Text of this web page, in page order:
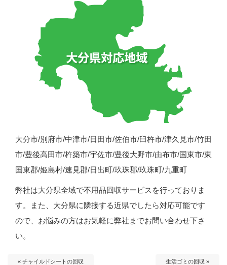
大分市/別府市/中津市/日田市/佐伯市/臼杵市/津久見市/竹田
市/豊後高田市/杵築市/宇佐市/豊後大野市/由布市/国東市/東
国東郡/姫島村/速見郡/日出町/玖珠郡/玖珠町/九重町
弊社は大分県全域で不用品回収サービスを行っておりま
す。また、大分県に隣接する近県でしたら対応可能です
ので、お悩みの方はお気軽に弊社までお問い合わせ下さ
い。
« チャイルドシートの回収 生活ゴミの回収 »